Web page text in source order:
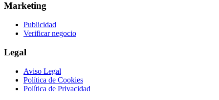
Marketing
Publicidad
Verificar negocio
Legal
Aviso Legal
Política de Cookies
Política de Privacidad